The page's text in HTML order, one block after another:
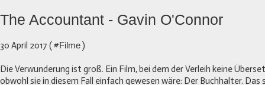
The Accountant - Gavin O'Connor
30 April 2017 ( #Filme)
Die Verwunderung ist groß. Ein Film, bei dem der Verleih keine
obwohl sie in diesem Fall einfach gewesen wäre: Der Buchhalter. Das